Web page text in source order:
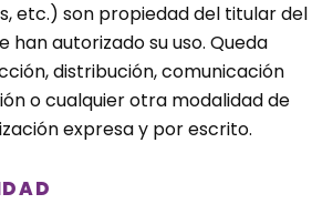
etc.) son propiedad del titular del
han autorizado su uso. Queda
distribución, comunicación
o cualquier otra modalidad de
expresa y por escrito.